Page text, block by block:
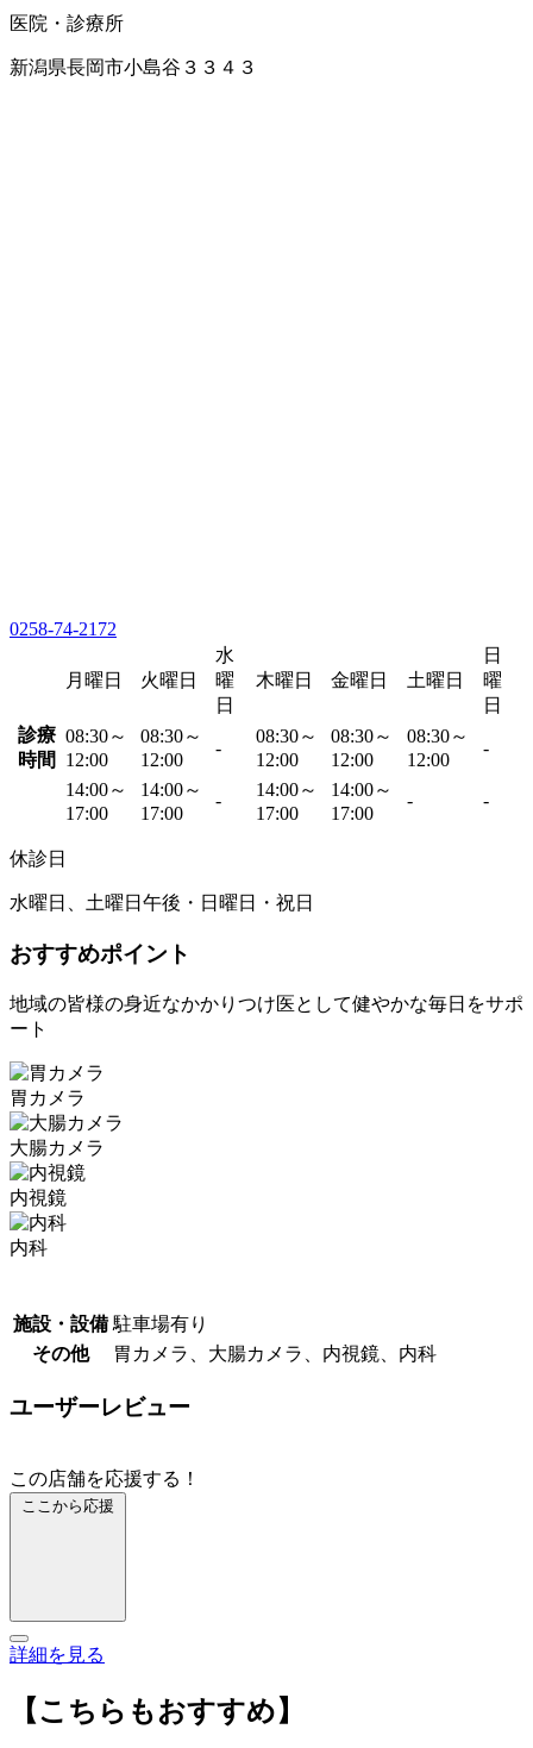
医院・診療所
新潟県長岡市小島谷３３４３
0258-74-2172
月曜日 火曜日
水
曜
日
木曜日 金曜日 土曜日
日
曜
日
診療
時間
08:30～
12:00
08:30～
12:00
-
08:30～
12:00
08:30～
12:00
08:30～
12:00
-
14:00～
17:00
14:00～
17:00
-
14:00～
17:00
14:00～
17:00
- -
休診日
水曜日、土曜日午後・日曜日・祝日
おすすめポイント
地域の皆様の身近なかかりつけ医として健やかな毎日をサポ
ート
胃カメラ
大腸カメラ
内視鏡
内科
施設・設備 駐車場有り
その他
胃カメラ、大腸カメラ、内視鏡、内科
ユーザーレビュー
この店舗を応援する！
ここから応援
詳細を見る
【こちらもおすすめ】